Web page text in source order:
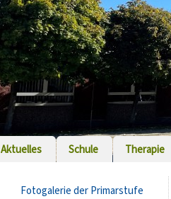
Aktuelles Schule Therapie
Fotogalerie der Primarstufe